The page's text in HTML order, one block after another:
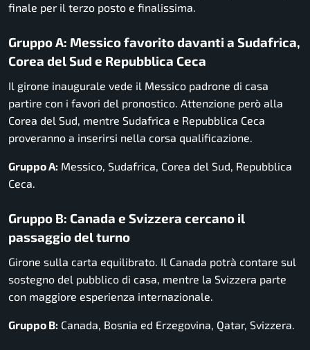
finale per il terzo posto e finalissima.
Gruppo A: Messico favorito davanti a Sudafrica,
Corea del Sud e Repubblica Ceca
Il girone inaugurale vede il Messico padrone di casa
partire con i favori del pronostico. Attenzione però alla
Corea del Sud, mentre Sudafrica e Repubblica Ceca
proveranno a inserirsi nella corsa qualificazione.
Gruppo A: Messico, Sudafrica, Corea del Sud, Repubblica
Ceca.
Gruppo B: Canada e Svizzera cercano il
passaggio del turno
Girone sulla carta equilibrato. Il Canada potrà contare sul
sostegno del pubblico di casa, mentre la Svizzera parte
con maggiore esperienza internazionale.
Gruppo B: Canada, Bosnia ed Erzegovina, Qatar, Svizzera.